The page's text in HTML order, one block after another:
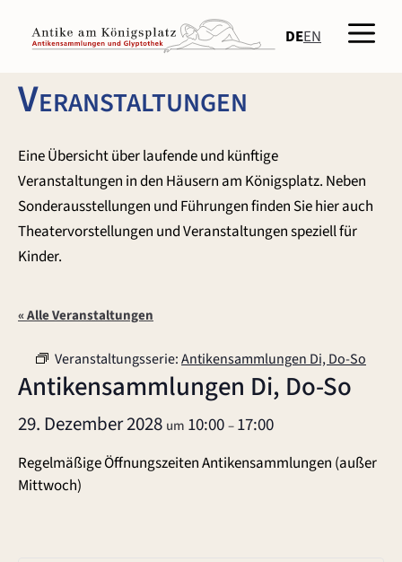
Inhalt
springen
DEEN
Veranstaltungen
Eine Übersicht über laufende und künftige
Veranstaltungen in den Häusern am Königsplatz. Neben
Sonderausstellungen und Führungen finden Sie hier auch
Theatervorstellungen und Veranstaltungen speziell für
Kinder.
« Alle Veranstaltungen
Veranstaltungsserie:Antikensammlungen Di, Do-So
Antikensammlungen Di, Do-So
29. Dezember 2028 um 10:00–17:00
Regelmäßige Öffnungszeiten Antikensammlungen (außer
Mittwoch)